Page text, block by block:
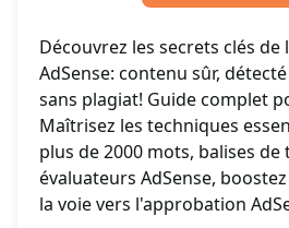
Découvrez les secrets clés
AdSense: contenu sûr,
sans plagiat! Guide complet
Maîtrisez les techniques
plus de 2000 mots, balises de
évaluateurs AdSense,
la voie vers l'approbation